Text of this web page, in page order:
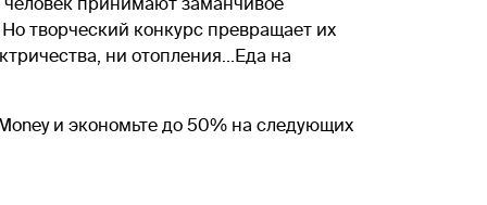
творческий конкурс превращает их
ни отопления...Еда на
и экономьте до 50% на следующих